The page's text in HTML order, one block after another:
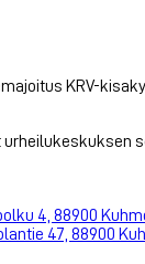
KRV-
4, 88900
47, 88900